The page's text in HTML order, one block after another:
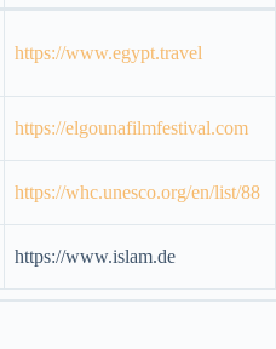
https://www.egypt.travel
https://elgounafilmfestival.com
https://whc.unesco.org/en/list/88
https://www.islam.de